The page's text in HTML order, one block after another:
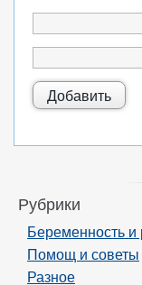
Рубрики
Беременность
Помощ и советы
Разное